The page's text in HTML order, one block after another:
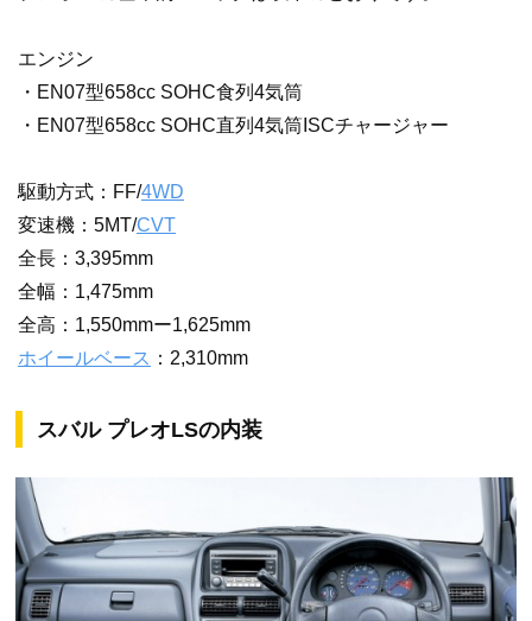
エンジン
・EN07型658cc SOHC食列4気筒
・EN07型658cc SOHC直列4気筒ISCチャージャー
駆動方式：FF/4WD
変速機：5MT/CVT
全長：3,395mm
全幅：1,475mm
全高：1,550mmー1,625mm
ホイールベース ：2,310mm
スバル プレオLSの内装